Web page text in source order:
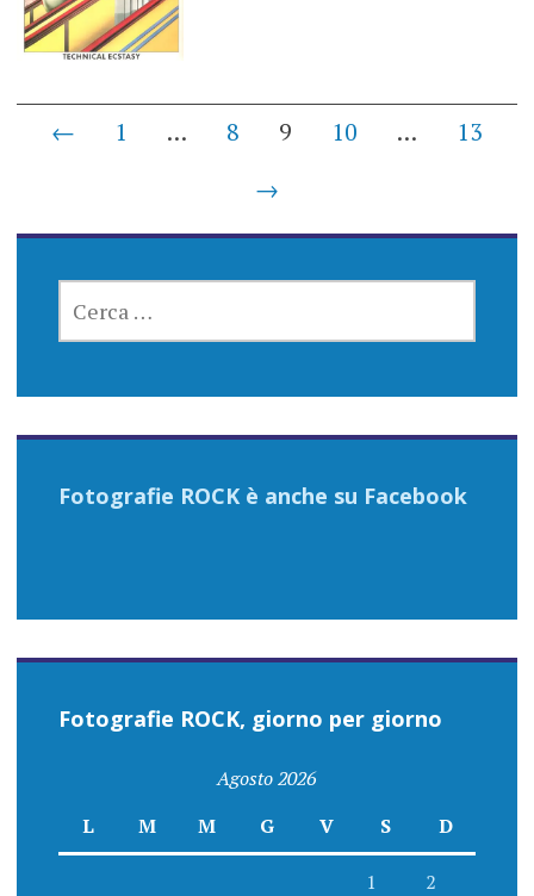
Posts
← 1 … 8 9 10 …
13
→
PER:
Fotografie ROCK è anche su Facebook
Fotografie ROCK, giorno per giorno
Agosto 2026
L
M M G V S D
1 2